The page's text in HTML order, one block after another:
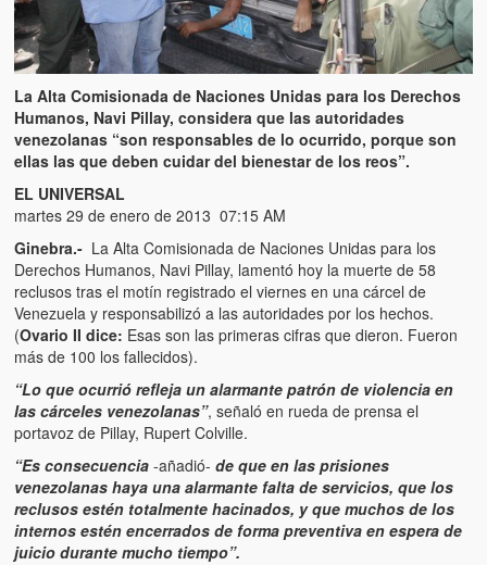
La Alta Comisionada de Naciones Unidas para los Derechos
Humanos, Navi Pillay, considera que las autoridades
venezolanas “son responsables de lo ocurrido, porque son
ellas las que deben cuidar del bienestar de los reos”.
EL UNIVERSAL
martes 29 de enero de 2013 07:15 AM
Ginebra.- La Alta Comisionada de Naciones Unidas para los
Derechos Humanos, Navi Pillay, lamentó hoy la muerte de 58
reclusos tras el motín registrado el viernes en una cárcel de
Venezuela y responsabilizó a las autoridades por los hechos.
(Ovario II dice: Esas son las primeras cifras que dieron. Fueron
más de 100 los fallecidos).
“Lo que ocurrió refleja un alarmante patrón de violencia en
las cárceles venezolanas”, señaló en rueda de prensa el
portavoz de Pillay, Rupert Colville.
“Es consecuencia-añadió- de que en las prisiones
venezolanas haya una alarmante falta de servicios, que los
reclusos estén totalmente hacinados, y que muchos de los
internos estén encerrados de forma preventiva en espera de
juicio durante mucho tiempo”.